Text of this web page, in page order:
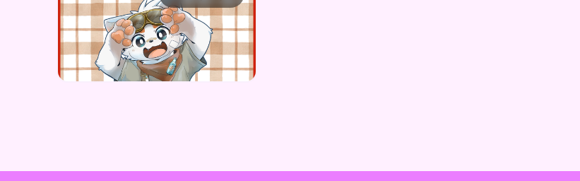
ふゆなぎさすけ ×Vガスト開店！
価格
¥1,100 購入はこちら